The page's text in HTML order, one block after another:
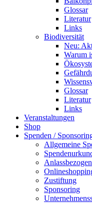
Glossar
Literatur
Links
Biodiversität
Neu:
Warum
Glossar
Literatur
Links
Veranstaltungen
Shop
Spenden /
Allgemeine
Zustiftung
Sponsoring